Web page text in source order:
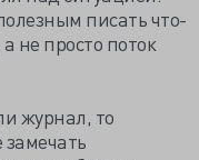
писать что-
не просто поток
журнал, то